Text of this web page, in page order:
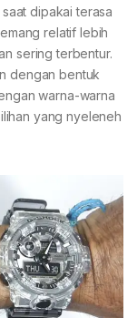
dipakai terasa
relatif lebih
sering terbentur.
dengan bentuk
warna-warna
yang nyeleneh